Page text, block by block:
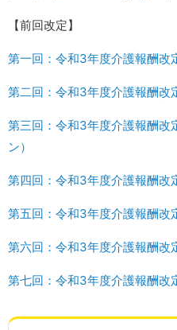
【前回改定】
第一回：令和3年度介護報酬改
第二回：令和3年度介護報酬改
第三回：令和3年度介護報酬改
ン）
第四回：令和3年度介護報酬改
第五回：令和3年度介護報酬改
第六回：令和3年度介護報酬改
第七回：令和3年度介護報酬改